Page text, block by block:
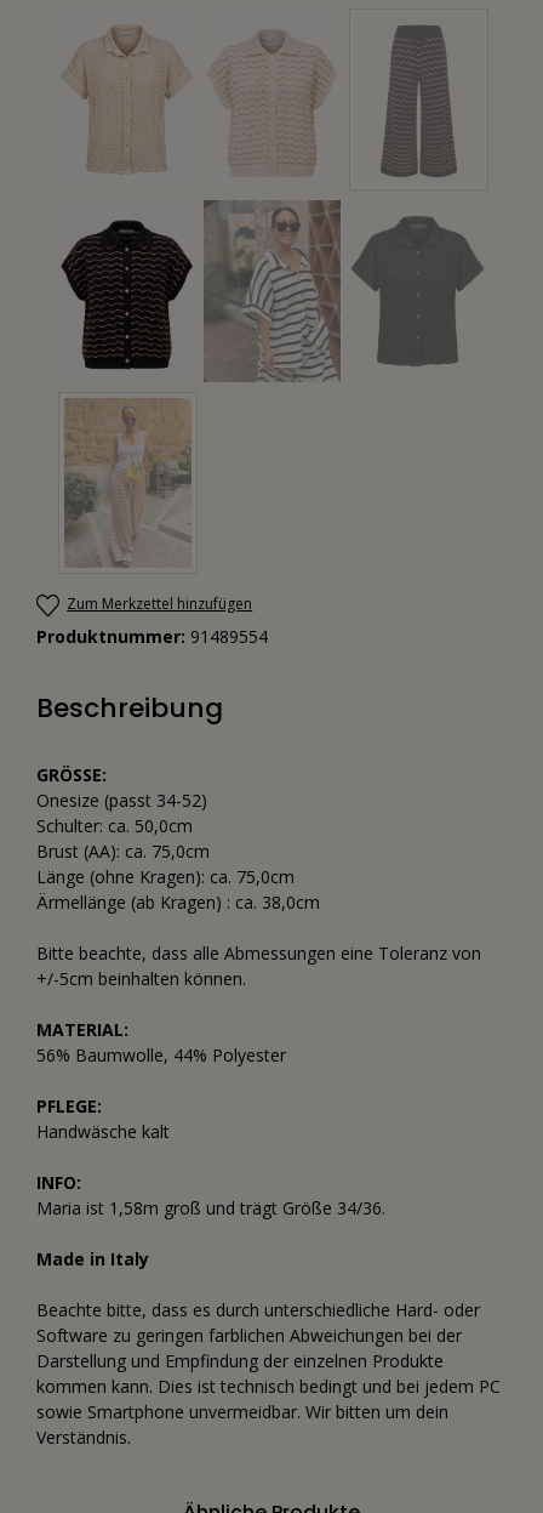
Zum Merkzettel hinzufügen
Produktnummer: 91489554
Beschreibung
GRÖSSE:
Onesize (passt 34-52)
Schulter: ca. 50,0cm
Brust (AA): ca. 75,0cm
Länge (ohne Kragen): ca. 75,0cm
Ärmellänge (ab Kragen) : ca. 38,0cm
Bitte beachte, dass alle Abmessungen eine Toleranz von
+/-5cm beinhalten können.
MATERIAL:
56% Baumwolle, 44% Polyester
PFLEGE:
Handwäsche kalt
INFO:
Maria ist 1,58m groß und trägt Größe 34/36.
Made in Italy
Beachte bitte, dass es durch unterschiedliche Hard- oder
Software zu geringen farblichen Abweichungen bei der
Darstellung und Empfindung der einzelnen Produkte
kommen kann. Dies ist technisch bedingt und bei jedem PC
sowie Smartphone unvermeidbar. Wir bitten um dein
Verständnis.